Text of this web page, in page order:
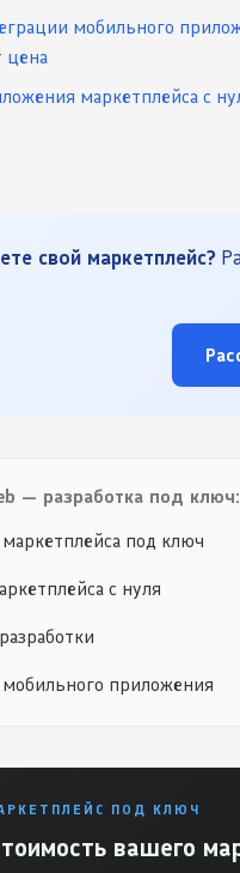
мобильного
цена
маркетплейса с
свой маркетплейс?
— разработка под ключ:
маркетплейса под ключ
с нуля
мобильного приложения
ПОД КЛЮЧ
вашего